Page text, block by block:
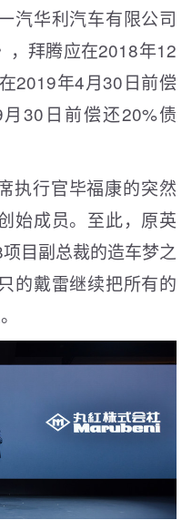
汽华利汽车有限公司
，拜腾应在2018年12
2019年4月30日前偿
30日前偿还20%债
执行官毕福康的突然
始成员。至此，原英
目副总裁的造车梦之
的戴雷继续把所有的